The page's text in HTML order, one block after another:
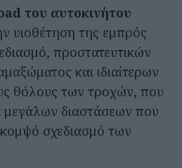
του αυτοκινήτου
υιοθέτηση της εμπρός
προστατευτικών
και ιδιαίτερων
θόλους των τροχών, που
μεγάλων διαστάσεων που
σχεδιασμό των